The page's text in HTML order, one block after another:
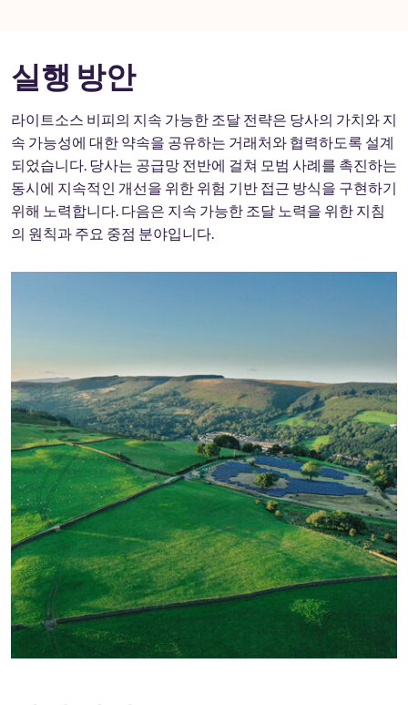
실행 방안
라이트소스 비피의 지속 가능한 조달 전략은 당사의 가치와 지
속 가능성에 대한 약속을 공유하는 거래처와 협력하도록 설계
되었습니다. 당사는 공급망 전반에 걸쳐 모범 사례를 촉진하는
동시에 지속적인 개선을 위한 위험 기반 접근 방식을 구현하기
위해 노력합니다. 다음은 지속 가능한 조달 노력을 위한 지침
의 원칙과 주요 중점 분야입니다.